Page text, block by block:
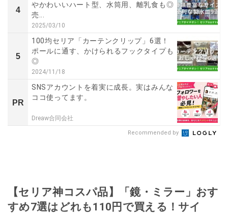
4
やかわいいハート型、水筒用、離乳食も◎
売...
2025/03/10
5
100均セリア「カーテンクリップ」6選！
ポールに通す、かけられるフックタイプも
◎
2024/11/18
PR
SNSアカウントを着実に成長。実はみんな
ココ使ってます。
Dreaw合同会社
Recommended by
【セリア神コスパ品】「鏡・ミラー」おす
すめ7選はどれも110円で買える！サイ